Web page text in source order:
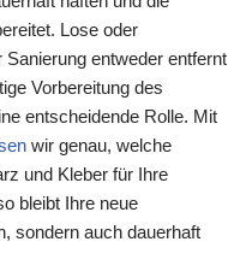
Lose oder
entweder entfernt
Vorbereitung des
entscheidende Rolle. Mit
wir genau, welche
und Kleber für Ihre
bleibt Ihre neue
sondern auch dauerhaft